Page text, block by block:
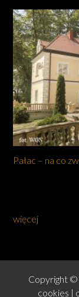
Pałac – na co
więcej
Copyright ©
cookies |